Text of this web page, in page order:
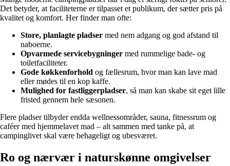
Det betyder, at faciliteterne er tilpasset et publikum, der sætter pris på
kvalitet og komfort. Her finder man ofte:
Store, planlagte pladser med nem adgang og god afstand til
naboerne.
Opvarmede servicebygninger med rummelige bade- og
toiletfaciliteter.
Gode køkkenforhold og fællesrum, hvor man kan lave mad
eller mødes til en kop kaffe.
Mulighed for fastliggerpladser, så man kan skabe sit eget lille
fristed gennem hele sæsonen.
Flere pladser tilbyder endda wellnessområder, sauna, fitnessrum og
caféer med hjemmelavet mad – alt sammen med tanke på, at
campinglivet skal være behageligt og ubesværet.
Ro og nærvær i naturskønne omgivelser